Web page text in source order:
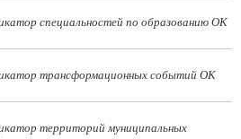
специальностей по образованию ОК
трансформационных событий ОК
территорий муниципальных